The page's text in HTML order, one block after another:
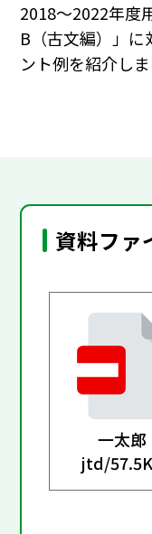
2018～2022年度
B（古文編）」に
ント例を紹介しま
資料ファ
一太郎
jtd/